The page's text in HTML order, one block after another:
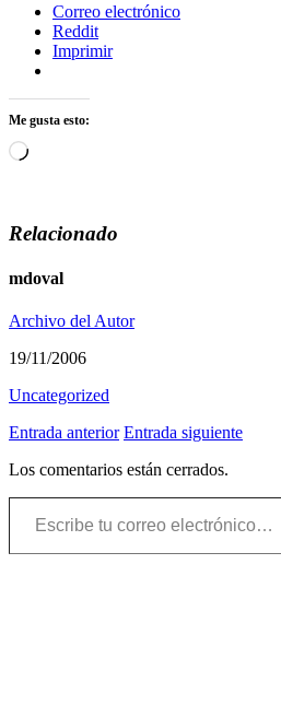
Correo electrónico
Reddit
Imprimir
Me gusta esto:
Cargando...
Relacionado
mdoval
Archivo del Autor
19/11/2006
Uncategorized
Entrada anterior Entrada siguiente
Los comentarios están cerrados.
Escribe tu correo electrónico…